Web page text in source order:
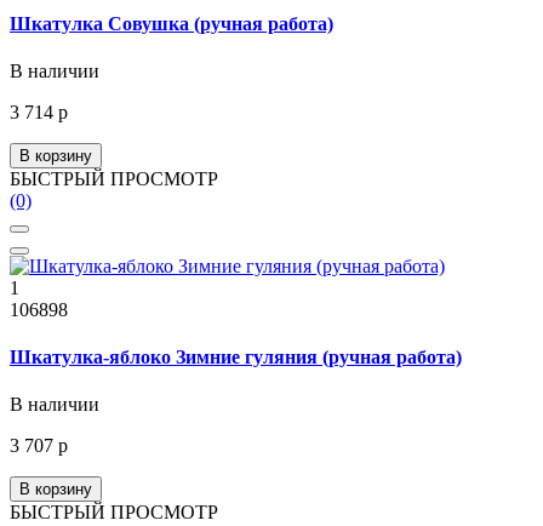
Шкатулка Совушка (ручная работа)
В наличии
3 714 р
В корзину
БЫСТРЫЙ ПРОСМОТР
(0)
1
106898
Шкатулка-яблоко Зимние гуляния (ручная работа)
В наличии
3 707 р
В корзину
БЫСТРЫЙ ПРОСМОТР